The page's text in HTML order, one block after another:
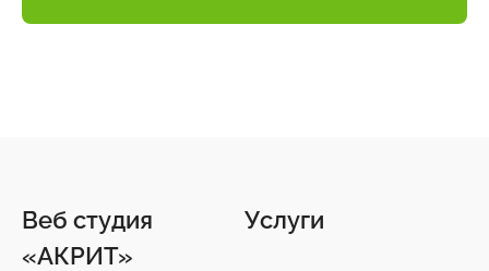
Веб студия
«АКРИТ»
Услуги